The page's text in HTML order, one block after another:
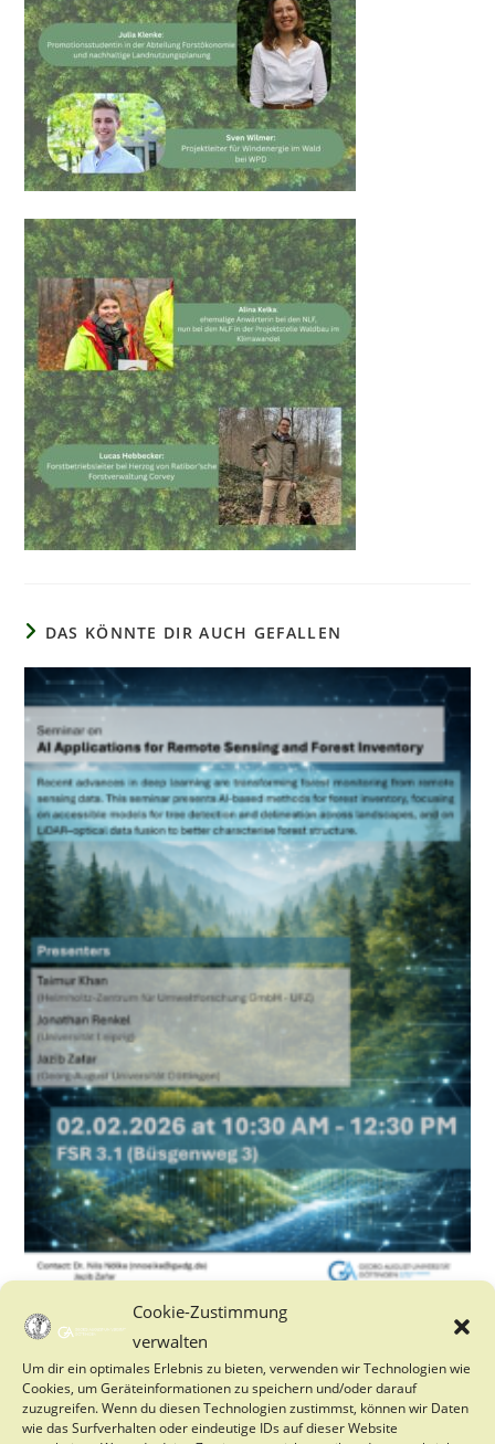
Cookie-Zustimmung
verwalten
Um dir ein optimales Erlebnis zu bieten, verwenden wir Technologien wie
Cookies, um Geräteinformationen zu speichern und/oder darauf
zuzugreifen. Wenn du diesen Technologien zustimmst, können wir Daten
wie das Surfverhalten oder eindeutige IDs auf dieser Website
DAS KÖNNTE DIR AUCH GEFALLEN
Seminar on AI applications for Remote Sensing
and Forest inventory
22. Januar 2026